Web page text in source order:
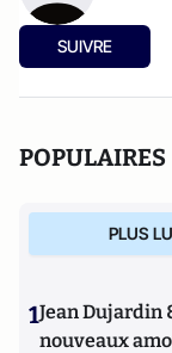
SUIVRE
POPULAIRES
PLUS
1Jean Dujardin
nouveaux